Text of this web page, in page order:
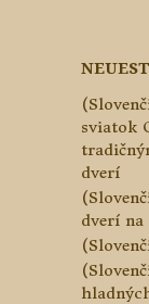
sviatok
dverí
dverí na